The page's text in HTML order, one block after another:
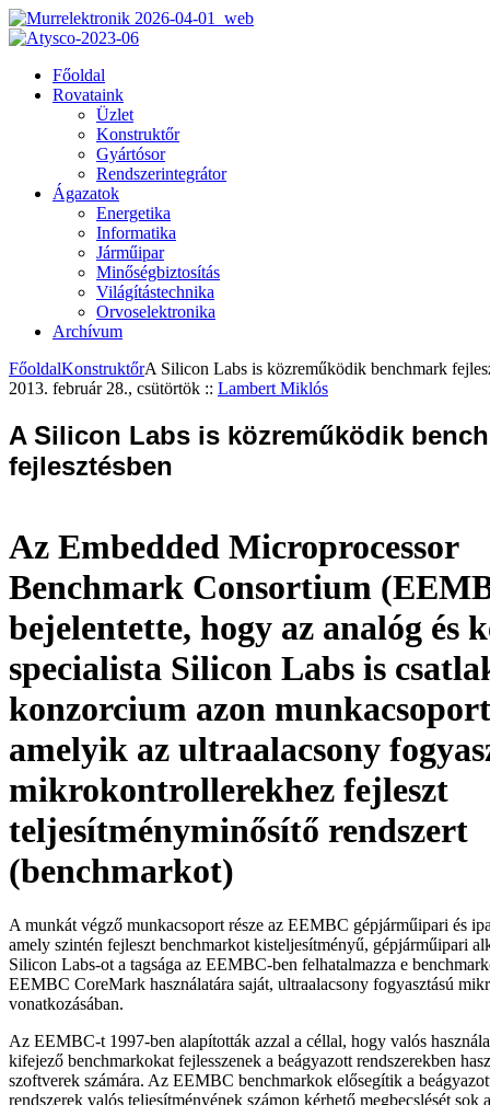
Főoldal
Rovataink
Üzlet
Konstruktőr
Gyártósor
Rendszerintegrátor
Ágazatok
Energetika
Informatika
Járműipar
Minőségbiztosítás
Világítástechnika
Orvoselektronika
Archívum
FőoldalKonstruktőrA Silicon Labs is közreműködik benchmark
2013. február 28., csütörtök :: Lambert Miklós
A Silicon Labs is közreműködik
fejlesztésben
Az Embedded Microprocessor
Benchmark Consortium
bejelentette, hogy az analóg és
specialista Silicon Labs is
konzorcium azon
amelyik az ultraalacsony
mikrokontrollerekhez fejleszt
teljesítményminősítő rendszert
(benchmarkot)
A munkát végző munkacsoport része az EEMBC gépjárműipari és
amely szintén fejleszt benchmarkot kisteljesítményű, gépjárműipari
Silicon Labs-ot a tagsága az EEMBC-ben felhatalmazza e
EEMBC CoreMark használatára saját, ultraalacsony fogyasztású
vonatkozásában.
Az EEMBC-t 1997-ben alapították azzal a céllal, hogy valós
kifejező benchmarkokat fejlesszenek a beágyazott rendszerekben
szoftverek számára. Az EEMBC benchmarkok elősegítik a
rendszerek valós teljesítményének számon kérhető megbecslését sok